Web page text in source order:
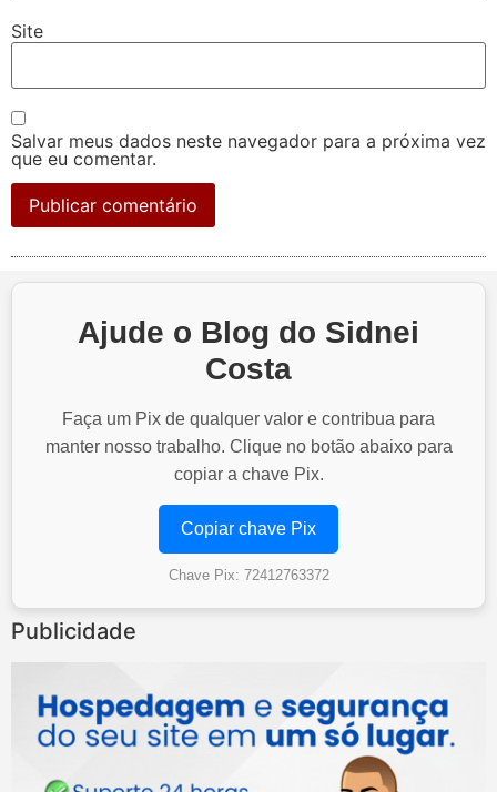
Site
Salvar meus dados neste navegador para a próxima vez
que eu comentar.
Ajude o Blog do Sidnei
Costa
Faça um Pix de qualquer valor e contribua para
manter nosso trabalho. Clique no botão abaixo para
copiar a chave Pix.
Copiar chave Pix
Chave Pix: 72412763372
Publicidade